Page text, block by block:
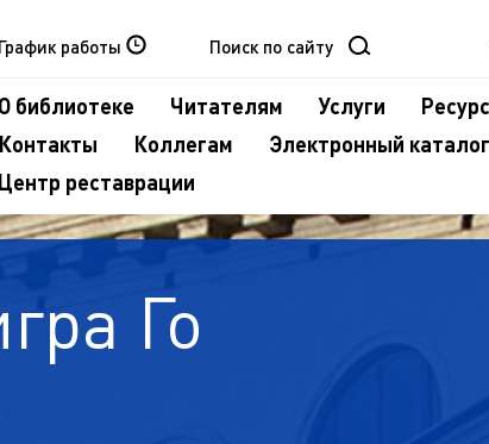
График работы
О библиотеке Читателям Услуги
Контакты
Коллегам
Электронный каталог
Центр реставрации
Го